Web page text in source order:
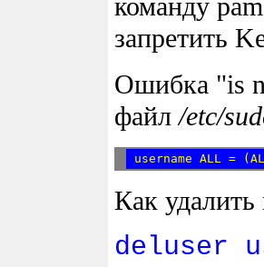
команду
запретить
Ошибка "is
файл/etc/
Как удалить
deluser